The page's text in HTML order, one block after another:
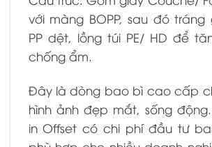
với màng BOPP, sau đó
PP dệt, lồng túi PE/ HD để
chống ẩm.
Đây là dòng bao bì cao cấp
hình ảnh đẹp mắt, sống
in Offset có chi phí đầu tư